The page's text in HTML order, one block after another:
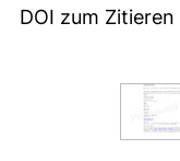
DOI zum